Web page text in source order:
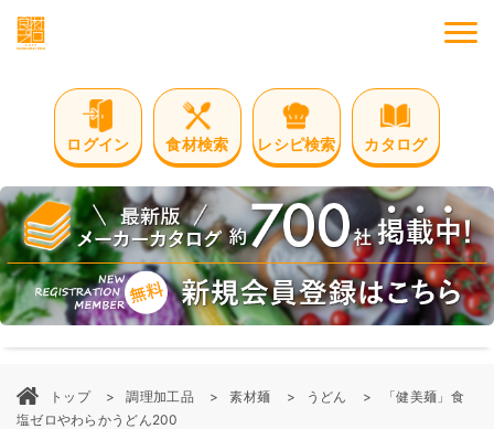
ログイン 食材検索 レシピ検索 カタログ
トップ 調理加工品 素材麺 うどん
「健美麺」食
塩ゼロやわらかうどん200